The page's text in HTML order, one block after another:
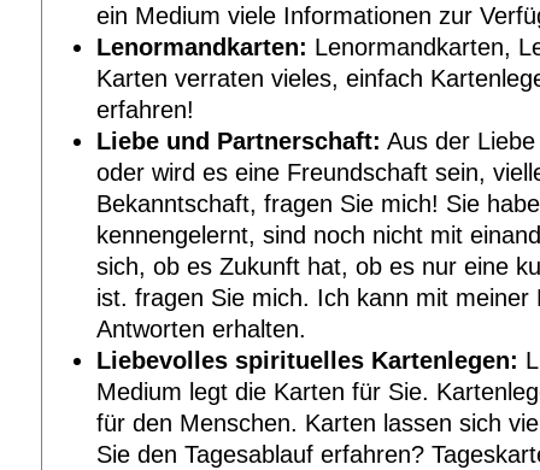
ein Medium viele Informationen zur
Lenormandkarten: Lenormandkarten,
Karten verraten vieles, einfach
erfahren!
Liebe und Partnerschaft: Aus der
oder wird es eine Freundschaft sein,
Bekanntschaft, fragen Sie mich! Sie
kennengelernt, sind noch nicht mit
sich, ob es Zukunft hat, ob es nur eine
ist. fragen Sie mich. Ich kann mit meiner
Antworten erhalten.
Liebevolles spirituelles Kartenlegen:
Medium legt die Karten für Sie.
für den Menschen. Karten lassen sich
Sie den Tagesablauf erfahren?